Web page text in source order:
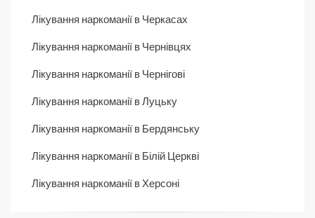
Лікування наркоманії в Черкасах
Лікування наркоманії в Чернівцях
Лікування наркоманії в Чернігові
Лікування наркоманії в Луцьку
Лікування наркоманії в Бердянську
Лікування наркоманії в Білій Церкві
Лікування наркоманії в Херсоні